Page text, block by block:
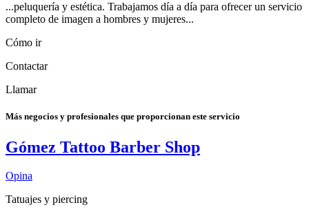
...peluquería y estética. Trabajamos día a día para ofrecer un servicio
completo de imagen a hombres y mujeres...
Cómo ir
Contactar
Llamar
Más negocios y profesionales que proporcionan este servicio
Gómez Tattoo Barber Shop
Opina
Tatuajes y piercing